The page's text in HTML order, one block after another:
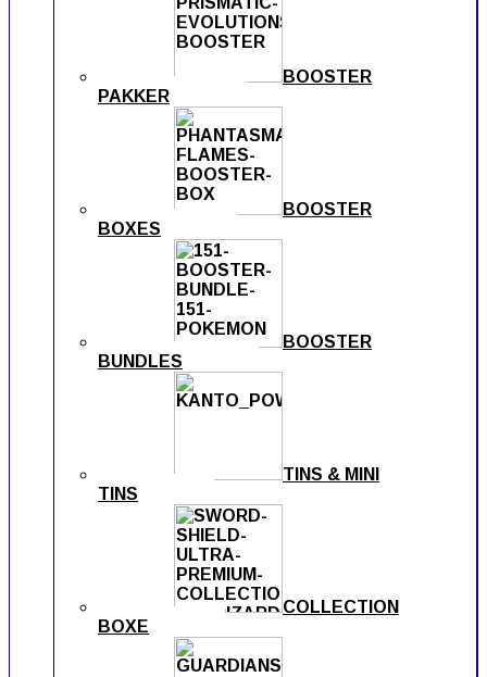
BOOSTER
PAKKER
BOOSTER
BOXES
BOOSTER
BUNDLES
TINS & MINI
TINS
COLLECTION
BOXE